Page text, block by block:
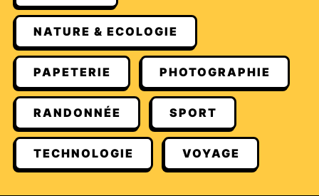
NATURE & ECOLOGIE
PAPETERIE PHOTOGRAPHIE
RANDONNÉE SPORT
TECHNOLOGIE VOYAGE